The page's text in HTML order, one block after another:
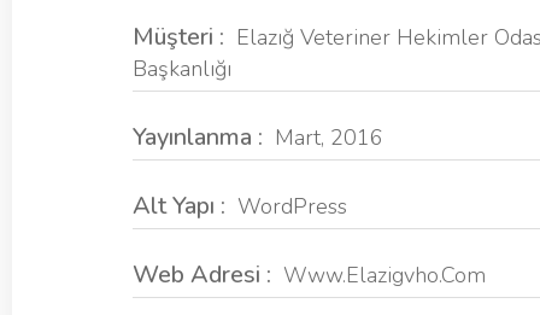
Müşteri : Elazığ Veteriner Hekimler
Başkanlığı
Yayınlanma : Mart, 2016
Alt Yapı : WordPress
Web Adresi : Www.elazigvho.com